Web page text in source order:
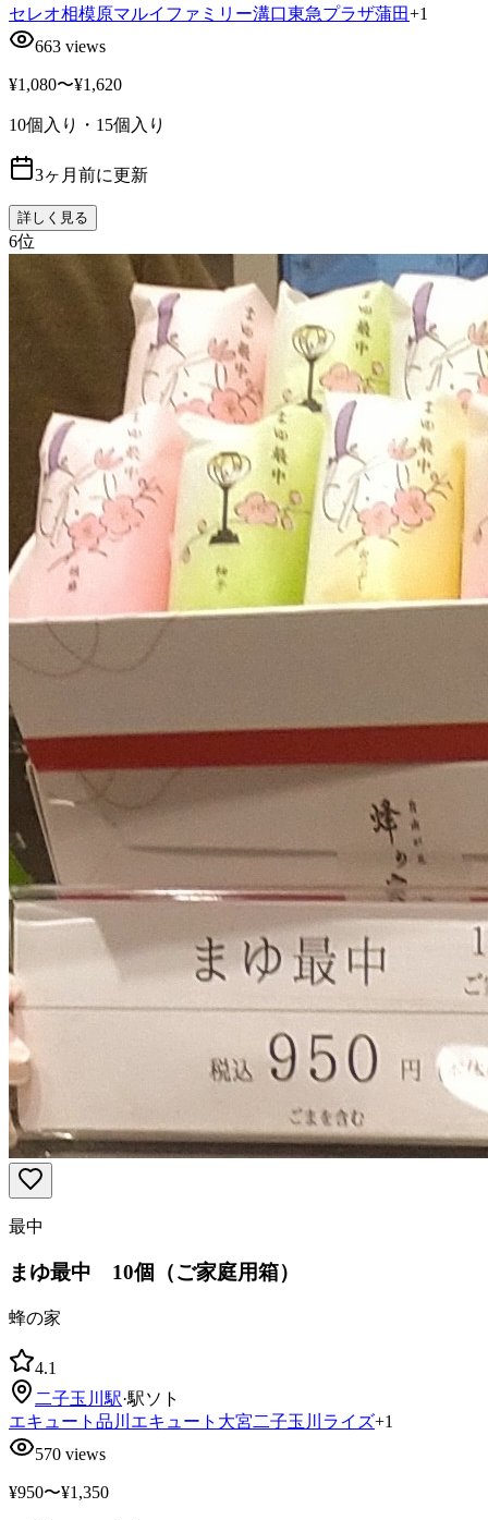
セレオ相模原マルイファミリー溝口東急プラザ蒲田+1
663 views
¥1,080〜¥1,620
10個入り・15個入り
3ヶ月前に更新
詳しく見る
6位
最中
まゆ最中 10個（ご家庭用箱）
蜂の家
4.1
二子玉川 駅·駅ソト
エキュート品川 エキュート大宮二子玉川ライズ+1
570 views
¥950〜¥1,350